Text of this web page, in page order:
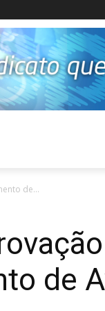
de...
de